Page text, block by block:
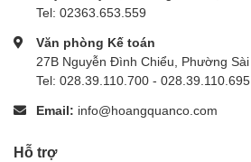
Kích thước
Trọng lượng 144 g
Tel: 02363.653.559
Văn phòng Kế toán
27B Nguyễn Đình Chiểu, Phường
Tel: 028.39.110.700 - 028.39.110.695
Email: info@hoangquanco.com
Hỗ trợ